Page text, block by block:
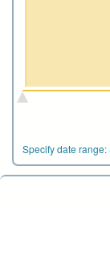
Specify date range: